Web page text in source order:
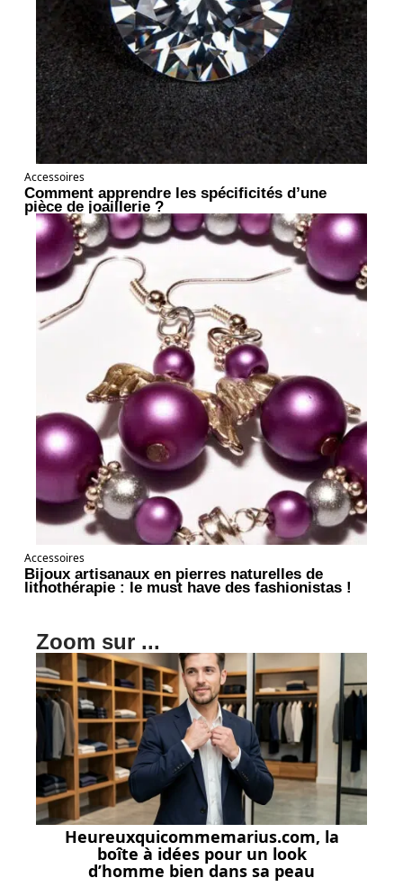
Accessoires
Comment apprendre les spécificités d’une
pièce de joaillerie ?
Accessoires
Bijoux artisanaux en pierres naturelles de
lithothérapie : le must have des fashionistas !
Zoom sur ...
Heureuxquicommemarius.com, la
boîte à idées pour un look
d’homme bien dans sa peau